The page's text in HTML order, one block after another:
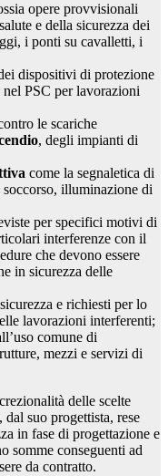
opere provvisionali
e della sicurezza dei
i ponti su cavalletti, i
dispositivi di protezione
PSC per lavorazioni
le scariche
, degli impianti di
come la segnaletica di
illuminazione di
per specifici motivi di
interferenze con il
che devono essere
in sicurezza delle
e richiesti per lo
lavorazioni interferenti;
comune di
mezzi e servizi di
delle scelte
suo progettista, rese
in fase di progettazione e
somme conseguenti ad
da contratto.